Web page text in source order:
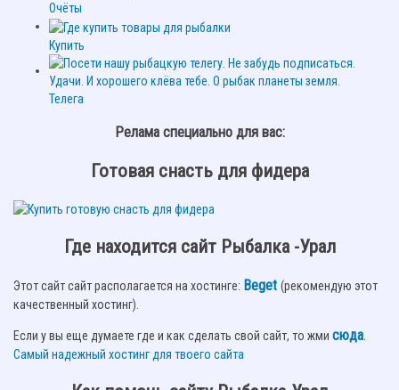
Очёты
Купить
Телега
Релама специально для вас:
Готовая снасть для фидера
Где находится сайт Рыбалка -Урал
Этот сайт сайт располагается на хостинге: Beget (рекомендую этот
качественный хостинг).
Если у вы еще думаете где и как сделать свой сайт, то жми сюда.
Самый надежный хостинг для твоего сайта